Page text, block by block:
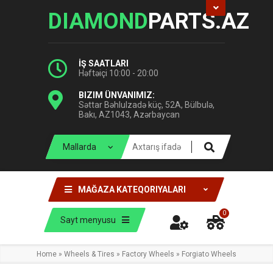
DIAMONDPARTS.AZ
İŞ SAATLARI
Həftəiçi 10:00 - 20:00
BIZIM ÜNVANIMIZ:
Səttar Bəhlulzadə küç, 52A, Bülbulə,
Bakı, AZ1043, Azərbaycan
MAĞAZA KATEQORIYALARI
Sayt menyusu
0
Home » Wheels & Tires » Factory Wheels » Forgiato Wheels